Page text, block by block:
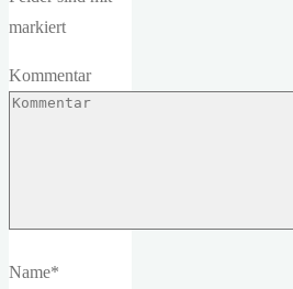
markiert
Kommentar
Name*